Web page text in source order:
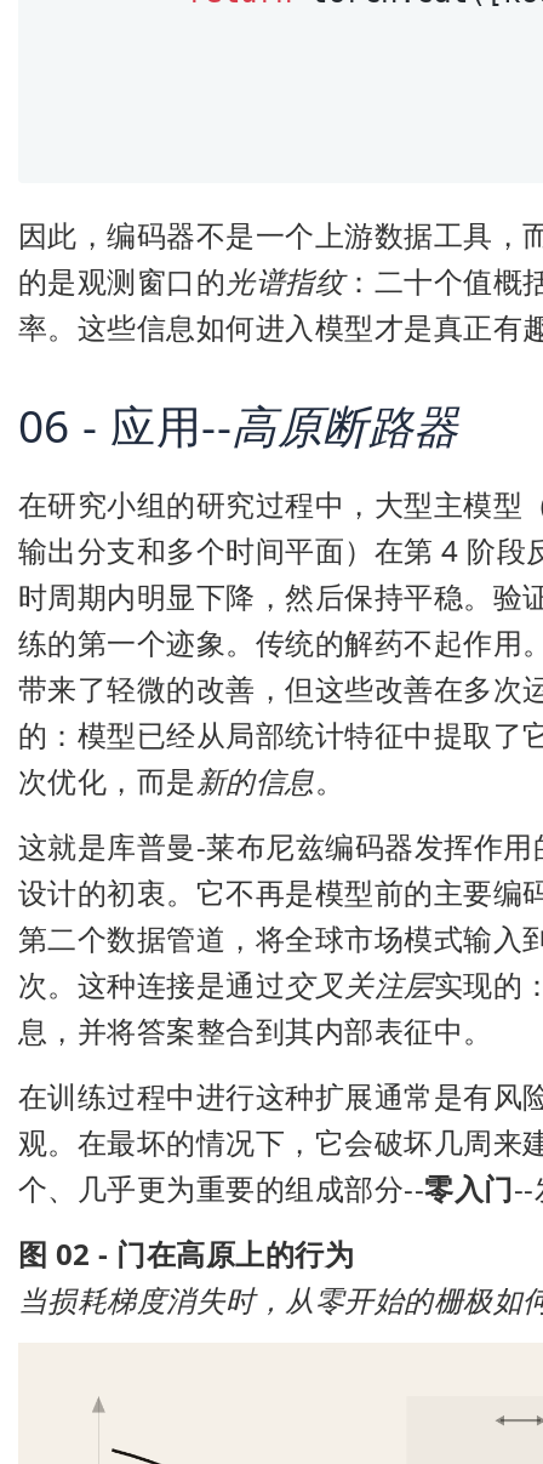
因此，编码器不是一个上游数据工具
的是观测窗口的光谱指纹：二十个值概
率。这些信息如何进入模型才是真正有
06 - 应用--高原断路器
在研究小组的研究过程中，大型主模型
输出分支和多个时间平面）在第 4 阶
时周期内明显下降，然后保持平稳。验
练的第一个迹象。传统的解药不起作用
带来了轻微的改善，但这些改善在多次
的：模型已经从局部统计特征中提取了
次优化，而是新的信息。
这就是库普曼-莱布尼兹编码器发挥作
设计的初衷。它不再是模型前的主要编
第二个数据管道，将全球市场模式输入
次。这种连接是通过交叉关注层实现的
息，并将答案整合到其内部表征中。
在训练过程中进行这种扩展通常是有风
观。在最坏的情况下，它会破坏几周来
个、几乎更为重要的组成部分--零入门--
图 02 - 门在高原上的行为
当损耗梯度消失时，从零开始的栅极如